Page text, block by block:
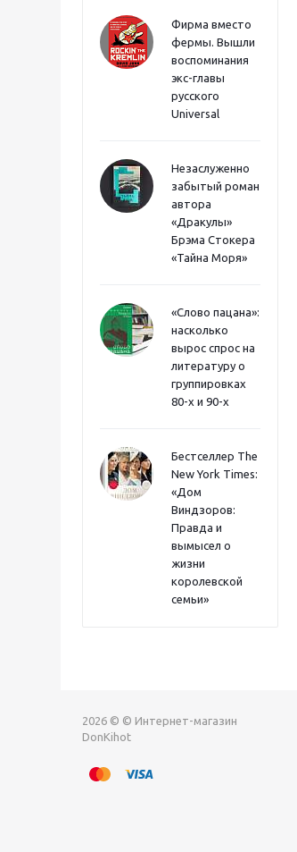
Фирма вместо
фермы. Вышли
воспоминания
экс-главы
русского
Universal
Незаслуженно
забытый роман
автора
«Дракулы»
Брэма Стокера
«Тайна Моря»
«Слово пацана»:
насколько
вырос спрос на
литературу о
группировках
80-х и 90-х
Бестселлер The
New York Times:
«Дом
Виндзоров:
Правда и
вымысел о
жизни
королевской
семьи»
2026 © © Интернет-магазин
DonKihot